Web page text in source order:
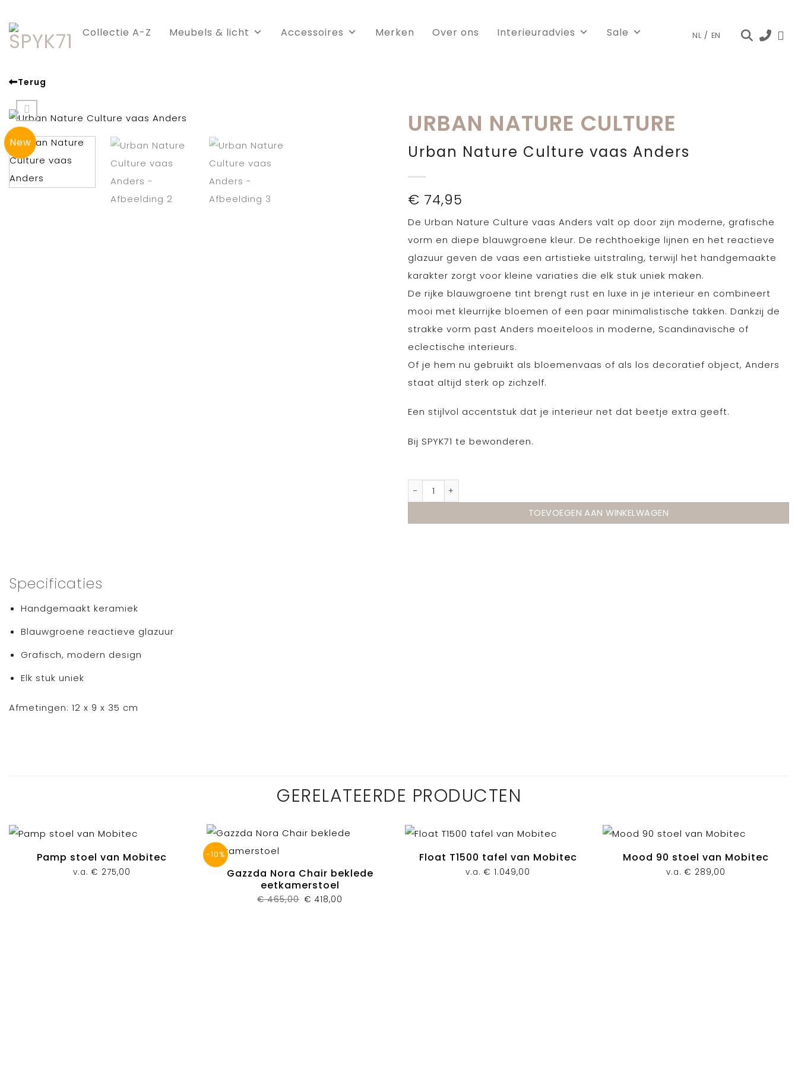
to
content
Collectie A-Z Meubels & licht Accessoires Merken Over ons Interieuradvies Sale NL/ EN
Terug
New Urban Nature Culture vaas Anders
€ 74,95
URBAN NATURE CULTURE
De Urban Nature Culture vaas Anders valt op door zijn moderne, grafische
vorm en diepe blauwgroene kleur. De rechthoekige lijnen en het reactieve
glazuur geven de vaas een artistieke uitstraling, terwijl het handgemaakte
karakter zorgt voor kleine variaties die elk stuk uniek maken.
De rijke blauwgroene tint brengt rust en luxe in je interieur en combineert
mooi met kleurrijke bloemen of een paar minimalistische takken. Dankzij de
strakke vorm past Anders moeiteloos in moderne, Scandinavische of
eclectische interieurs.
Of je hem nu gebruikt als bloemenvaas of als los decoratief object, Anders
staat altijd sterk op zichzelf.
Een stijlvol accentstuk dat je interieur net dat beetje extra geeft.
Bij SPYK71 te bewonderen.
Urban Nature Culture vaas Anders aantal
TOEVOEGEN AAN WINKELWAGEN
Specificaties
Handgemaakt keramiek
Blauwgroene reactieve glazuur
Grafisch, modern design
Elk stuk uniek
Afmetingen: 12 x 9 x 35 cm
GERELATEERDE PRODUCTEN
Pamp stoel van Mobitec
v.a.€ 275,00
-10%
Gazzda Nora Chair beklede
eetkamerstoel
€465,00 Oorspronkelijke
€ 418,00
Float T1500 tafel van Mobitec
v.a.€ 1.049,00
Mood 90 stoel van Mobitec
v.a.€ 289,00